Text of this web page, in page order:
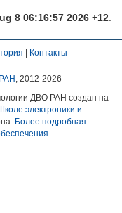
8 06:16:57 2026 +12
Контакты
, 2012-2026
ДВО РАН создан на
электроники и
Более подробная
.